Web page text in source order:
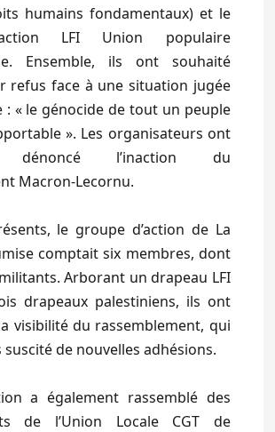
humains fondamentaux) et le
LFI Union populaire
Ensemble, ils ont souhaité
refus face à une situation jugée
: « le génocide de tout un peuple
». Les organisateurs ont
dénoncé l’inaction du
Macron-Lecornu.
le groupe d’action de La
comptait six membres, dont
Arborant un drapeau LFI
drapeaux palestiniens, ils ont
visibilité du rassemblement, qui
de nouvelles adhésions.
a également rassemblé des
de l’Union Locale CGT de